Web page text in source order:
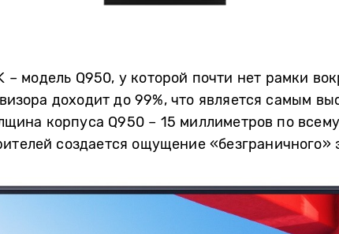
– модель Q950, у которой почти нет рамки
доходит до 99%, что является самым
корпуса Q950 – 15 миллиметров по
создается ощущение «безграничного»